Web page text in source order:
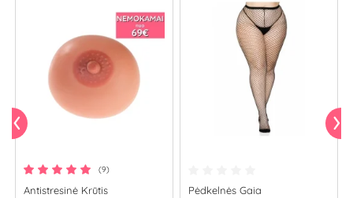
(9)
Antistresinė Krūtis Pėdkelnės Gaia